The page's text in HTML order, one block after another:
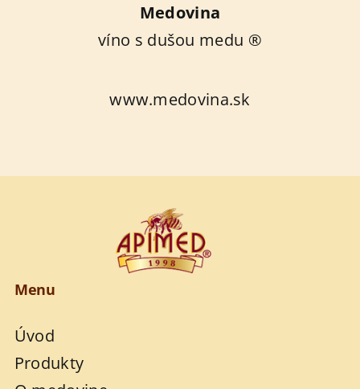
Medovina
víno s dušou medu ®
www.medovina.sk
Menu
Úvod
Produkty